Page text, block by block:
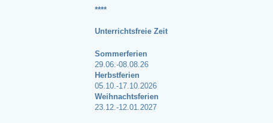
****
Unterrichtsfreie Zeit
Sommerferien
29.06.-08.08.26
Herbstferien
05.10.-17.10.2026
Weihnachtsferien
23.12.-12.01.2027